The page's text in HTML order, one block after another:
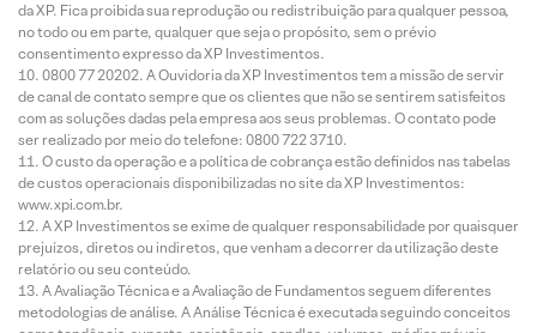
da XP. Fica proibida sua reprodução ou redistribuição para qualquer pessoa,
no todo ou em parte, qualquer que seja o propósito, sem o prévio
consentimento expresso da XP Investimentos.
0800 77 20202. A Ouvidoria da XP Investimentos tem a missão de servir
de canal de contato sempre que os clientes que não se sentirem satisfeitos
com as soluções dadas pela empresa aos seus problemas. O contato pode
ser realizado por meio do telefone: 0800 722 3710.
O custo da operação e a política de cobrança estão definidos nas tabelas
de custos operacionais disponibilizadas no site da XP Investimentos:
www.xpi.com.br.
A XP Investimentos se exime de qualquer responsabilidade por quaisquer
prejuízos, diretos ou indiretos, que venham a decorrer da utilização deste
relatório ou seu conteúdo.
A Avaliação Técnica e a Avaliação de Fundamentos seguem diferentes
metodologias de análise. A Análise Técnica é executada seguindo conceitos